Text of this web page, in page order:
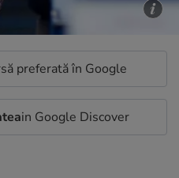
preferată în Google
in Google Discover